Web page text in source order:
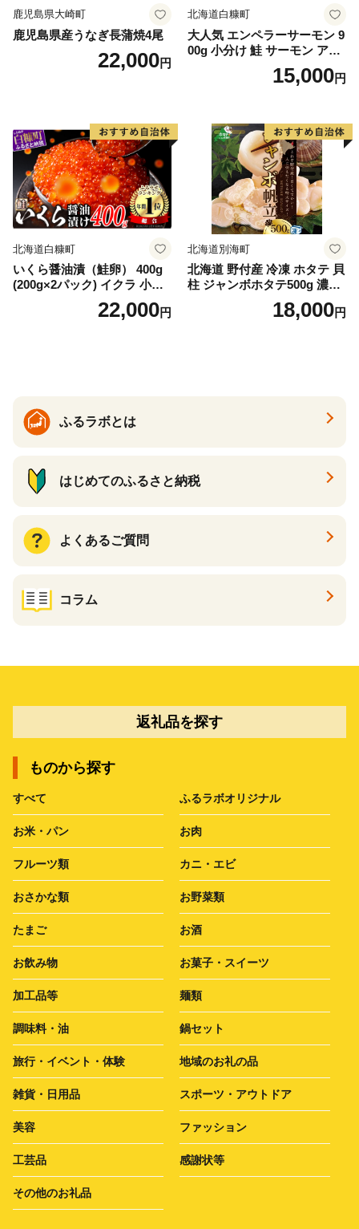
鹿児島県大崎町
鹿児島県産うなぎ長蒲焼4尾
22,000円
北海道白糠町
大人気 エンペラーサーモン 9
00g 小分け 鮭 サーモン アト
ランティックサーモン 水産
庁長官賞 受賞 さけ シャケ し
満足 美味しい 贈答 生食用 刺
身 お刺身 刺し身 魚介類 海鮮
冷凍 厚切り 薄切り ふるさと
納税 ふるさとチョイス チョ
イス 北海道 白糠町
15,000円
北海道白糠町
いくら醤油漬（鮭卵） 400g
(200g×2パック) イクラ 小分
け いくら醤油漬 鮭いくら い
くら醤油漬け 鮭 鮭卵 ikura
22,000円
北海道別海町
北海道 野付産 冷凍 ホタテ 貝
柱 ジャンボホタテ500g 濃厚
な旨味と甘み （ほたて ホタ
テ 帆立 貝柱 ホタテ貝柱 大玉
18,000円
ふるラボとは
はじめてのふるさと納税
よくあるご質問
コラム
返礼品を探す
ものから探す
すべて ふるラボオリジナル
お米・パン お肉
フルーツ類 カニ・エビ
おさかな類 お野菜類
たまご お酒
お飲み物 お菓子・スイーツ
加工品等 麺類
調味料・油 鍋セット
旅行・イベント・体験 地域のお礼の品
雑貨・日用品 スポーツ・アウトドア
美容 ファッション
工芸品 感謝状等
その他のお礼品